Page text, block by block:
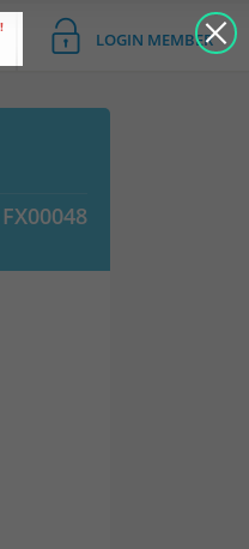
LOGIN MEMBER